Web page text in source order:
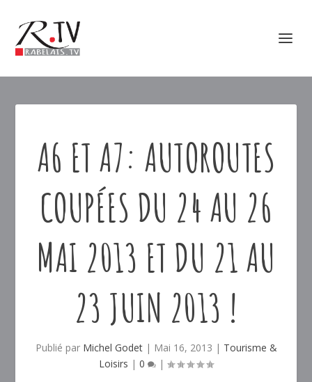
A6 ET A7: AUTOROUTES
COUPÉES DU 24 AU 26
MAI 2013 ET DU 21 AU
23 JUIN 2013 !
Publié par Michel Godet| Mai 16, 2013 | Tourisme &
Loisirs | 0 |